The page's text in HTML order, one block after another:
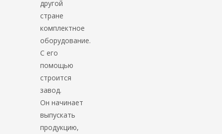
другой
стране
комплектное
оборудование.
С его
помощью
строится
завод.
Он начинает
выпускать
продукцию,